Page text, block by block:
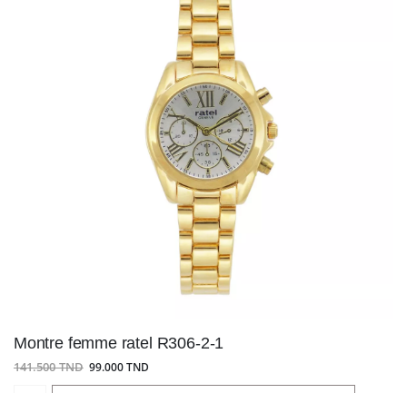
Montre femme ratel R306-2-1
141.500 TND 99.000 TND